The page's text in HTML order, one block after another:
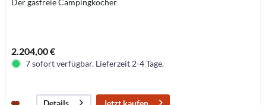
2.204,00 €
7 sofort verfügbar. Lieferzeit 2-4 Tage.
Details Jetzt kaufen